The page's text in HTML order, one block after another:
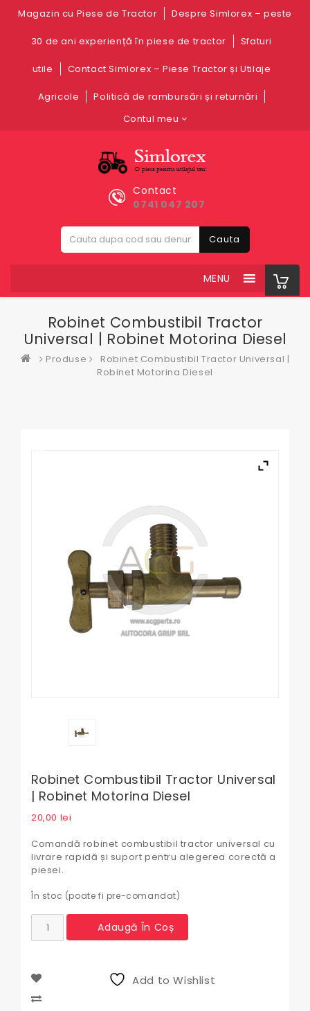
Magazin cu Piese de Tractor Despre Simlorex – peste
30 de ani experiență în piese de tractor Sfaturi
utile Contact Simlorex – Piese Tractor și Utilaje
Agricole
Politică de rambursări și returnări
Contul meu
Contact
0741 047 207
Cauta
MENU
Robinet Combustibil Tractor
Universal | Robinet Motorina Diesel
Produse
Robinet Combustibil Tractor Universal |
Robinet Motorina Diesel
Robinet Combustibil Tractor Universal
| Robinet Motorina Diesel
20,00 lei
Comandă robinet combustibil tractor universal cu
livrare rapidă și suport pentru alegerea corectă a
piesei.
În stoc (poate fi pre-comandat)
Cantitate
Robinet
Universal
Robinet
Adaugă În Coș
Add to Wishlist